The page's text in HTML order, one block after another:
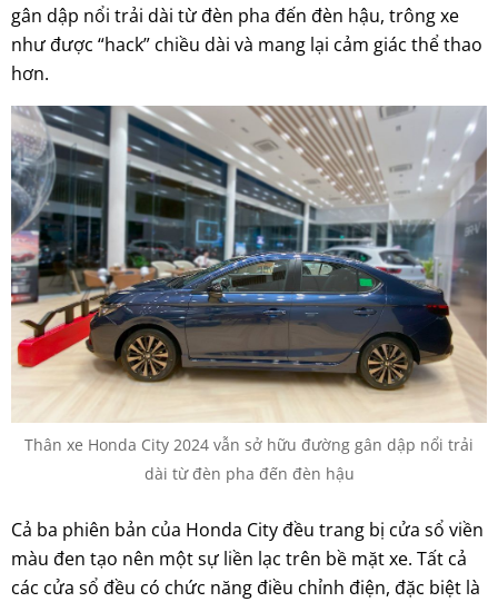
gân dập nổi trải dài từ đèn pha đến đèn hậu, trông xe
như được “hack” chiều dài và mang lại cảm giác thể thao
hơn.
Thân xe Honda City 2024 vẫn sở hữu đường gân dập nổi trải
dài từ đèn pha đến đèn hậu
Cả ba phiên bản của Honda City đều trang bị cửa sổ viền
màu đen tạo nên một sự liền lạc trên bề mặt xe. Tất cả
các cửa sổ đều có chức năng điều chỉnh điện, đặc biệt là